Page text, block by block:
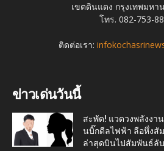
เขตดินแดง กรุงเทพมหา
โทร. 082-753-
ติดต่อเรา:
ข่าวเด่นวันนี้
สะพัด! แวดวงพลังงา
นบิ๊กดีลไฟฟ้า ลือหึ่งสั
ล่าสุดบินไปสัมพันธ์ลั